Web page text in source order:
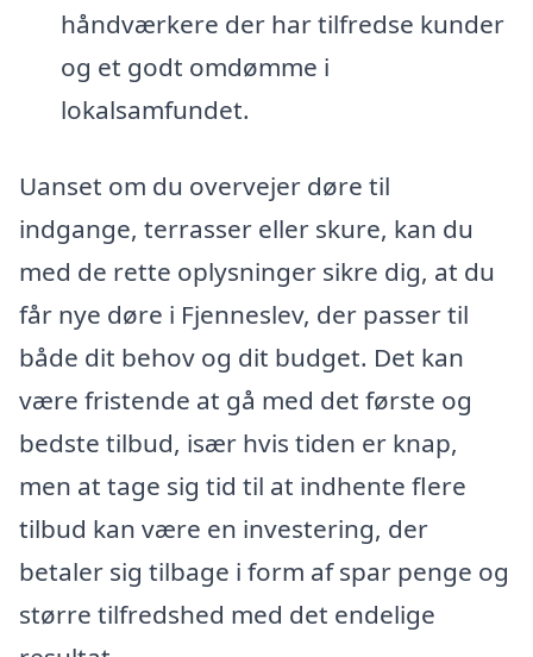
håndværkere der har tilfredse kunder
og et godt omdømme i
lokalsamfundet.
Uanset om du overvejer døre til
indgange, terrasser eller skure, kan du
med de rette oplysninger sikre dig, at du
får nye døre i Fjenneslev, der passer til
både dit behov og dit budget. Det kan
være fristende at gå med det første og
bedste tilbud, især hvis tiden er knap,
men at tage sig tid til at indhente flere
tilbud kan være en investering, der
betaler sig tilbage i form af spar penge og
større tilfredshed med det endelige